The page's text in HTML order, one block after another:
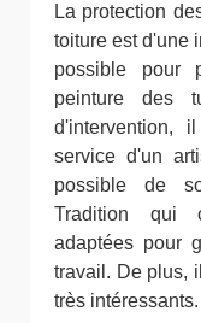
La protection
toiture est d'une
possible pour
peinture des
d'intervention,
service d'un
possible de
Tradition qui
adaptées pour
travail. De plus,
très intéressants.